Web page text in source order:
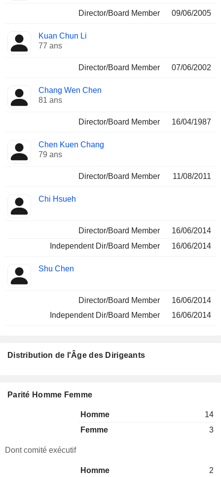
Director/Board Member 09/06/2005
Kuan Chun Li
77 ans
Director/Board Member 07/06/2002
Chang Wen Chen
81 ans
Director/Board Member 16/04/1987
Chen Kuen Chang
79 ans
Director/Board Member 11/08/2011
Chi Hsueh
Director/Board Member
16/06/2014
Independent Dir/Board Member
16/06/2014
Shu Chen
Director/Board Member
16/06/2014
Independent Dir/Board Member
16/06/2014
Distribution de l'Âge des Dirigeants
Parité Homme Femme
Homme
14
Femme
3
Dont comité exécutif
Homme 2